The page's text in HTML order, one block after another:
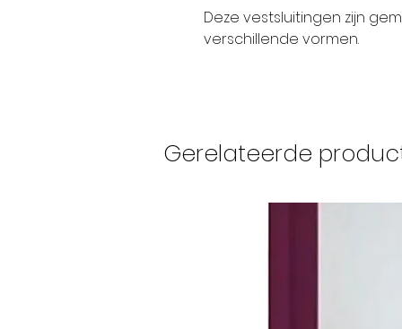
Deze vestsluitingen zijn
verschillende vormen.
Gerelateerde